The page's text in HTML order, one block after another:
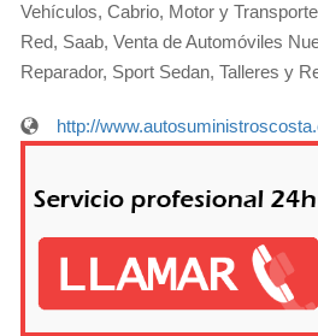
Vehículos, Cabrio, Motor y
Red, Saab, Venta de Automóviles
Reparador, Sport Sedan, Talleres y
http://